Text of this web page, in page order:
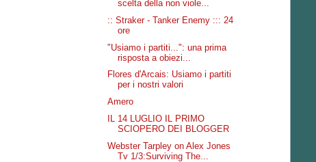
scelta della non viole...
:: Straker - Tanker Enemy ::: 24
ore
"Usiamo i partiti...": una prima
risposta a obiezi...
Flores d'Arcais: Usiamo i partiti
per i nostri valori
Amero
IL 14 LUGLIO IL PRIMO
SCIOPERO DEI BLOGGER
Webster Tarpley on Alex Jones
Tv 1/3:Surviving The...